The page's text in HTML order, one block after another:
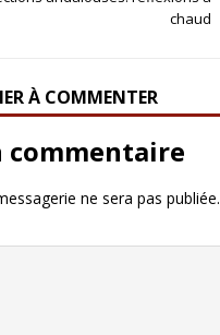
chaud
À COMMENTER
commentaire
ne sera pas publiée.